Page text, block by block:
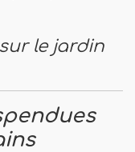
le jardin